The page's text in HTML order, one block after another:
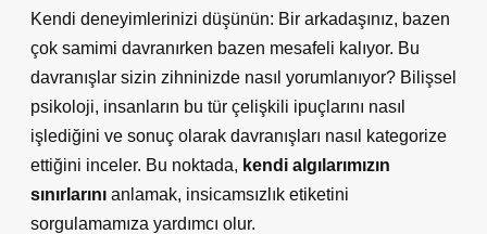
Kendi deneyimlerinizi düşünün: Bir arkadaşınız, bazen
çok samimi davranırken bazen mesafeli kalıyor. Bu
davranışlar sizin zihninizde nasıl yorumlanıyor? Bilişsel
psikoloji, insanların bu tür çelişkili ipuçlarını nasıl
işlediğini ve sonuç olarak davranışları nasıl kategorize
ettiğini inceler. Bu noktada, kendi algılarımızın
sınırlarını anlamak, insicamsızlık etiketini
sorgulamamıza yardımcı olur.